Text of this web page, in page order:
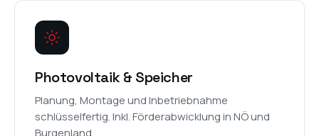
Photovoltaik & Speicher
Planung, Montage und Inbetriebnahme
schlüsselfertig. Inkl. Förderabwicklung in NÖ und
Burgenland.